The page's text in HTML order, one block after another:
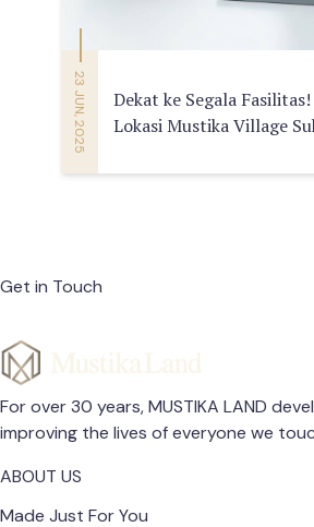
23 JUN, 2025
Dekat ke Segala
Lokasi Mustika Village
Get in Touch
For over 30 years, MUSTIKA LAND
improving the lives of everyone we
ABOUT US
Made Just For You